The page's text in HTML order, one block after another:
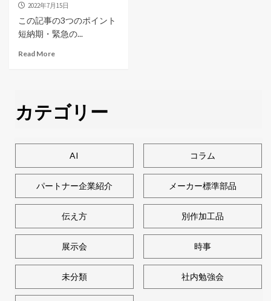
2022年7月15日
この記事の3つのポイント
短納期・緊急の...
Read More
カテゴリー
AI コラム
パートナー企業紹介 メーカー標準部品
伝え方 別作加工品
展示会 時事
未分類 社内勉強会